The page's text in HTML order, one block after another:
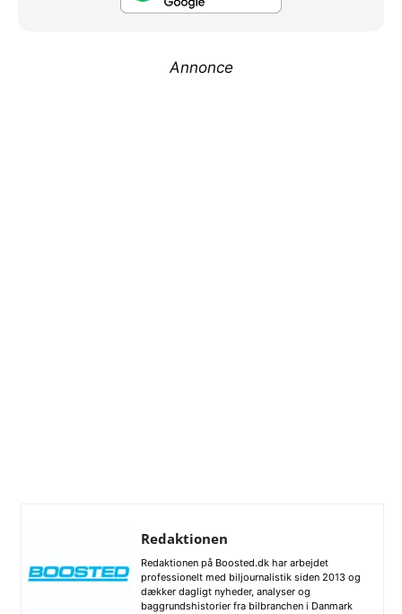
Annonce
Redaktionen
Redaktionen på Boosted.dk har arbejdet
professionelt med biljournalistik siden 2013 og
dækker dagligt nyheder, analyser og
baggrundshistorier fra bilbranchen i Danmark